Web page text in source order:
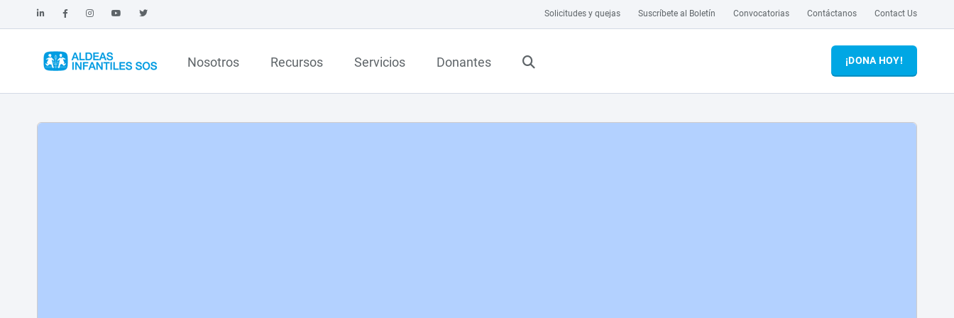
Solicitudes y quejas Suscríbete al Boletín Convocatorias Contáctanos Contact Us
Nosotros Recursos Servicios Donantes ¡DONA HOY!